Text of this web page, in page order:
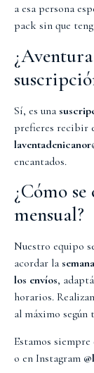
a esa persona
pack sin que
Sí, es una
prefieres recibir
encantados.
¿Cómo
mensual?
Nuestro equipo
acordar la
los envíos,
horarios.
al máximo según
Estamos
o en Instagram